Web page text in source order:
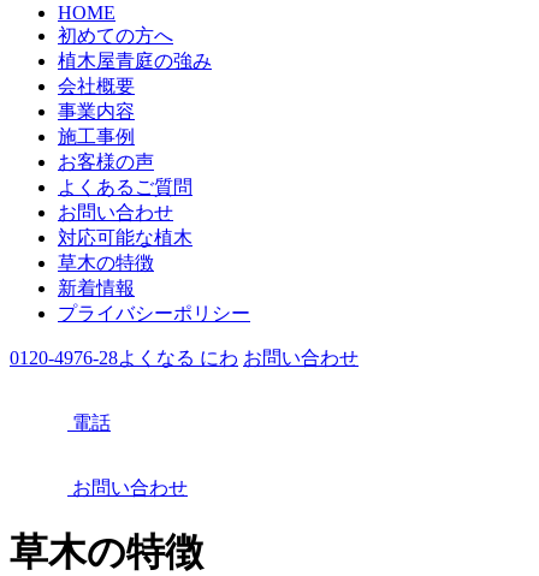
HOME
初めての方へ
植木屋青庭の強み
会社概要
事業内容
施工事例
お客様の声
よくあるご質問
お問い合わせ
対応可能な植木
草木の特徴
新着情報
プライバシーポリシー
0120-4976-28よくなる にわ お問い合わせ
電話
お問い合わせ
草木の特徴